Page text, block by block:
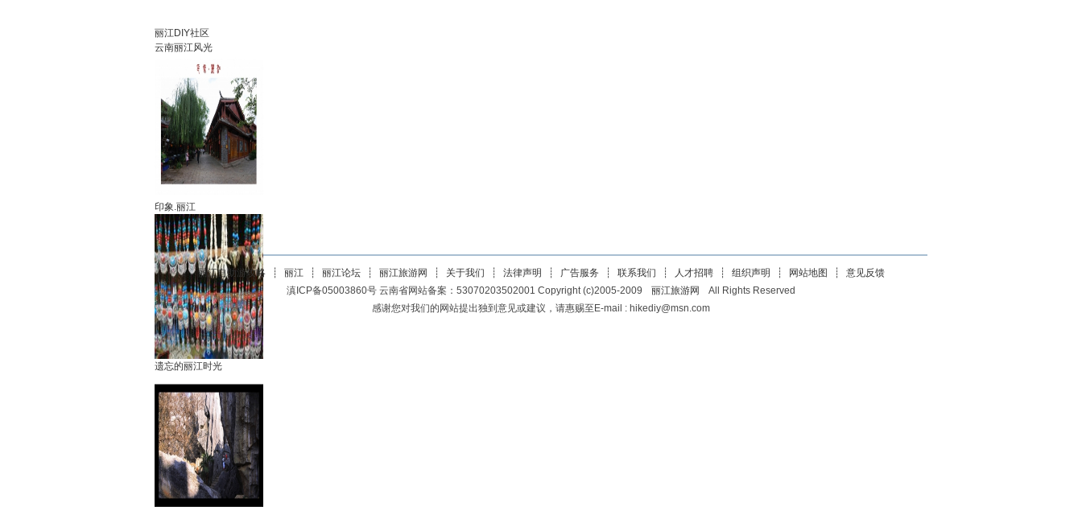
丽江DIY社区
云南丽江风光
印象.丽江
遗忘的丽江时光
丽江自助游攻略 ┊ 丽江 ┊ 丽江论坛 ┊ 丽江旅游网 ┊ 关于我们 ┊ 法律声明 ┊ 广告服务 ┊ 联系我们 ┊ 人才招聘 ┊ 组织声明 ┊ 网站地图 ┊
意见反馈
滇ICP备05003860号 云南省网站备案：53070203502001 Copyright (c)2005-2009
丽江旅游网
All Rights Reserved
感谢您对我们的网站提出独到意见或建议，请惠赐至E-mail : hikediy@msn.com